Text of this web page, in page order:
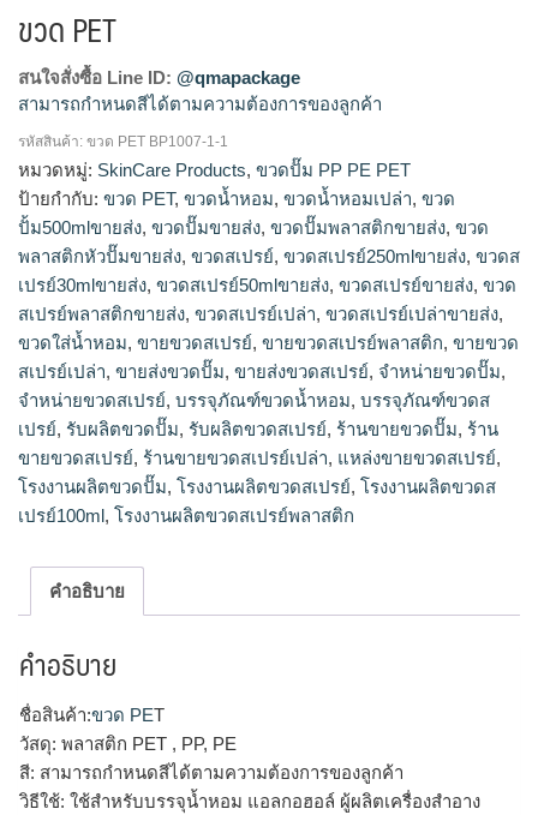
ขวด PET
สนใจสั่งซื้อ Line ID: @qmapackage
สามารถกำหนดสีได้ตามความต้องการของลูกค้า
โรงงานผลิตขวดสเปรย์,รับผลิตขวดสเปรย์,ขายส่งขวดสเปรย์,จำ
หน่ายขวดสเปรย์,ขายขวดสเปรย์,ร้านขายขวดสเปรย์,ขวดสเปรย์
ขายส่ง,ขวดสเปรย์30mlขายส่ง,ขวดสเปรย์พลาสติกขายส่ง,ขวดส
เปรย์250mlขายส่ง,ขวดสเปรย์50mlขายส่ง,โรงงานผลิตขวดสเปรย์
พลาสติก,ขายขวดสเปรย์พลาสติก,ร้านขายขวดสเปรย์เปล่า,ขาย
ขวดสเปรย์เปล่า,โรงงานผลิตขวดสเปรย์100ml,ขวดสเปรย์เปล่า
ขายส่ง,dbaleขวดสเปรย์,แหล่งขายขวดสเปรย์,โรงงานผลิตขวด
ปั๊ม,จำหน่ายขวดปั๊ม,ขายส่งขวดปั๊ม,รับผลิตขวดปั๊ม,ขวดปั๊ม
ขายส่ง,ขวดปั๊มพลาสติกขายส่ง,ขวดปั้ม500mlขายส่ง,ร้านขายขวด
ปั๊ม,ขวดพลาสติกหัวปั๊มขายส่ง,plasticparkบรรจุภัณฑ์
รหัสสินค้า: ขวด PET BP1007-1-1
หมวดหมู่: SkinCare Products, ขวดปั๊ม PP PE PET
ป้ายกำกับ: ขวด PET, ขวดน้ำหอม, ขวดน้ำหอมเปล่า, ขวด
ปั้ม500mlขายส่ง, ขวดปั๊มขายส่ง, ขวดปั๊มพลาสติกขายส่ง, ขวด
พลาสติกหัวปั๊มขายส่ง, ขวดสเปรย์, ขวดสเปรย์250mlขายส่ง, ขวดส
เปรย์30mlขายส่ง, ขวดสเปรย์50mlขายส่ง, ขวดสเปรย์ขายส่ง, ขวด
สเปรย์พลาสติกขายส่ง, ขวดสเปรย์เปล่า, ขวดสเปรย์เปล่าขายส่ง,
ขวดใส่น้ำหอม, ขายขวดสเปรย์, ขายขวดสเปรย์พลาสติก, ขายขวด
สเปรย์เปล่า, ขายส่งขวดปั๊ม, ขายส่งขวดสเปรย์, จำหน่ายขวดปั๊ม,
จำหน่ายขวดสเปรย์, บรรจุภัณฑ์ขวดน้ำหอม, บรรจุภัณฑ์ขวดส
เปรย์, รับผลิตขวดปั๊ม, รับผลิตขวดสเปรย์, ร้านขายขวดปั๊ม, ร้าน
ขายขวดสเปรย์, ร้านขายขวดสเปรย์เปล่า, แหล่งขายขวดสเปรย์,
โรงงานผลิตขวดปั๊ม, โรงงานผลิตขวดสเปรย์, โรงงานผลิตขวดส
เปรย์100ml, โรงงานผลิตขวดสเปรย์พลาสติก
คำอธิบาย
คำอธิบาย
ชื่อสินค้า:ขวด PET
วัสดุ: พลาสติก PET , PP, PE
สี: สามารถกำหนดสีได้ตามความต้องการของลูกค้า
วิธีใช้: ใช้สำหรับบรรจุน้ำหอม แอลกอฮอล์ ผู้ผลิตเครื่องสำอาง